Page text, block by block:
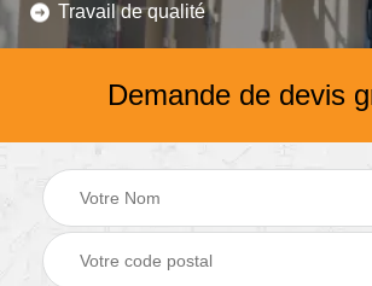
Travail de qualité
Demande de devis